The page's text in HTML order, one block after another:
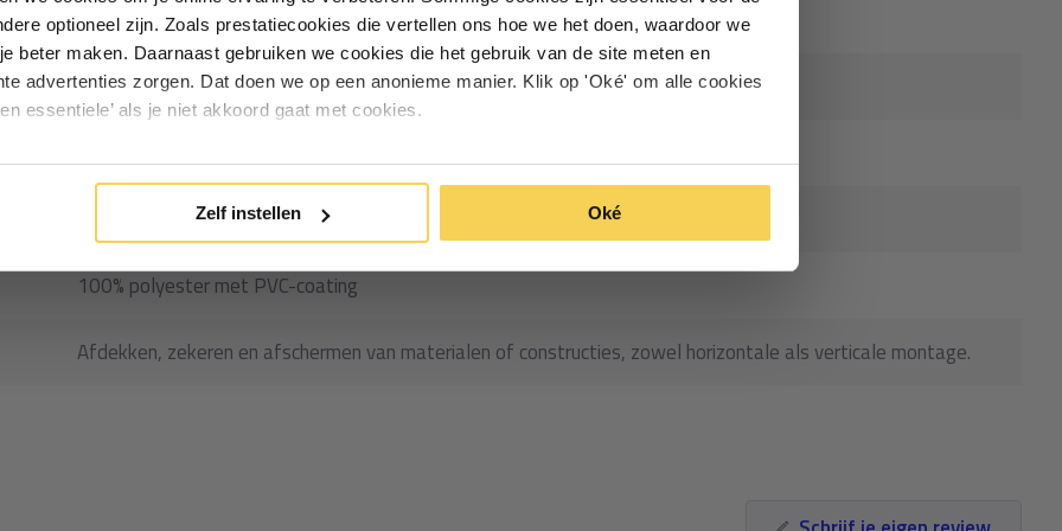
optioneel zijn. Zoals prestatiecookies die vertellen ons hoe we het doen, waardoor we
beter maken. Daarnaast gebruiken we cookies die het gebruik van de site meten en
advertenties zorgen. Dat doen we op een anonieme manier. Klik op 'Oké' om alle cookies
essentiele’ als je niet akkoord gaat met cookies.
Zelf instellen Oké
en lang mee moet gaan.
Bekijk allegaas en
13305
180x350cm (1,8×3,5m)
100% polyester met PVC-coating
Afdekken, zekeren en afschermen van materialen of constructies, zowel horizontale als verticale montage.
Particulier Zakelijk
Inschrijven